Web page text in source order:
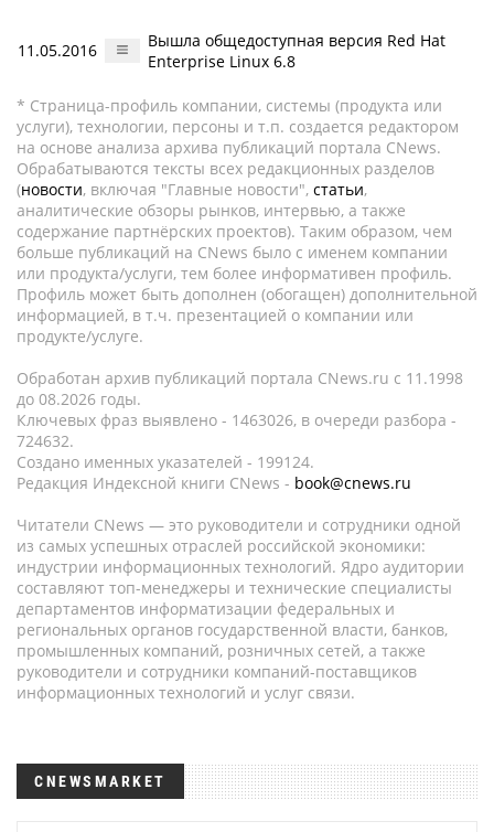
11.05.2016
Вышла общедоступная версия Red Hat
Enterprise Linux 6.8
* Страница-профиль компании, системы (продукта или
услуги), технологии, персоны и т.п. создается редактором
на основе анализа архива публикаций портала CNews.
Обрабатываются тексты всех редакционных разделов
(новости, включая "Главные новости", статьи,
аналитические обзоры рынков, интервью, а также
содержание партнёрских проектов). Таким образом, чем
больше публикаций на CNews было с именем компании
или продукта/услуги, тем более информативен профиль.
Профиль может быть дополнен (обогащен) дополнительной
информацией, в т.ч. презентацией о компании или
продукте/услуге.
Обработан архив публикаций портала CNews.ru c 11.1998
до 08.2026 годы.
Ключевых фраз выявлено - 1463026, в очереди разбора -
724632.
Создано именных указателей - 199124.
Редакция Индексной книги CNews - book@cnews.ru
Читатели CNews — это руководители и сотрудники одной
из самых успешных отраслей российской экономики:
индустрии информационных технологий. Ядро аудитории
составляют топ-менеджеры и технические специалисты
департаментов информатизации федеральных и
региональных органов государственной власти, банков,
промышленных компаний, розничных сетей, а также
руководители и сотрудники компаний-поставщиков
информационных технологий и услуг связи.
CNEWSMARKET